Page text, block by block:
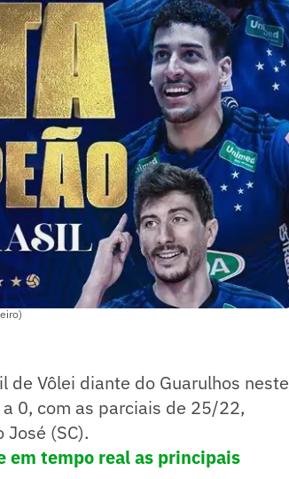
de Vôlei diante do Guarulhos neste
0, com as parciais de 25/22,
(SC).
em tempo real as principais